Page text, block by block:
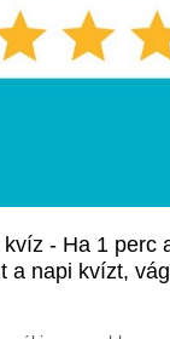
- Ha 1 perc
a napi kvízt,